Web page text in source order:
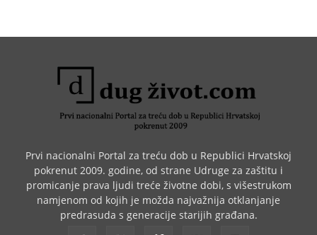
Prvi nacionalni Portal za treću dob u Republici Hrvatskoj
pokrenut 2009. godine, od strane Udruge za zaštitu i
promicanje prava ljudi treće životne dobi, s višestrukom
namjenom od kojih je možda najvažnija otklanjanje
predrasuda s generacije starijih građana.